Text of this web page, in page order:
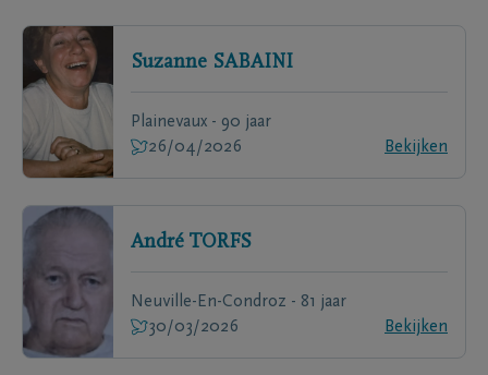
Suzanne SABAINI
Plainevaux - 90 jaar
26/04/2026
Bekijken
André TORFS
Neuville-En-Condroz - 81 jaar
30/03/2026
Bekijken